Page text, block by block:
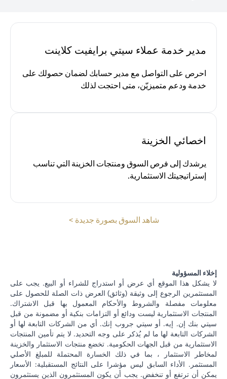
مدير خدمة عملاء سيتي برايفيت كلاينت
احرص على التواصل مع مدير حسابك لضمان حصولك على
خدمة ودعم متميزيّن، متى احتجت لذلك
اخصائي الخزينة
يرشدك إلى فرص السوق ومنتجات الخزينة التي تناسب
إستراتيجيتك الاستثمارية.
شاهد السوق بصورة جديدة >
إخلاء المسؤولية
لا يشكل هذا الموقع أي عرض أو استدراج للشراء أو البيع. يجب على
المستثمرين الرجوع إلى وثيقة (وثائق) العرض ذات الصلة للحصول على
معلومات مفصلة والشروط والأحكام المعمول بها قبل الاشتراك.
المنتجات الاستثمارية ليست ودائع أو التزامات بنكية أو مضمونة من قبل
سيتي بنك إن. إيه. أو سيتي جروب إنك. أي من الشركات التابعة لها أو
الشركات التابعة لها ما لم يُذكر على وجه التحديد. لا يتم تأمين المنتجات
الاستثمارية من قبل الجهات الحكومية. تخضع منتجات الاستثمار والخزينة
لمخاطر الاستثمار ، بما في ذلك الخسارة المحتملة للمبلغ الأصلي
المستثمر. الأداء السابق ليس مؤشرا على النتائج المستقبلية: الأسعار
يمكن أن ترتفع أو تنخفض. يجب أن يكون المستثمرون الذين يستثمرون